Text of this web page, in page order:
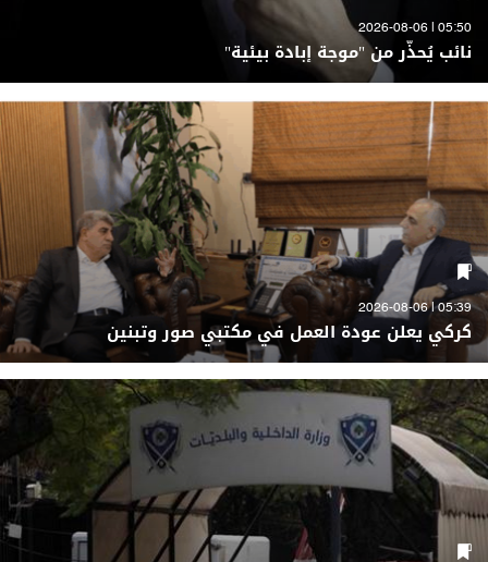
05:50 | 2026-08-06
نائب يُحذّر من "موجة إبادة بيئية"
05:39 | 2026-08-06
كركي يعلن عودة العمل في مكتبي صور وتبنين